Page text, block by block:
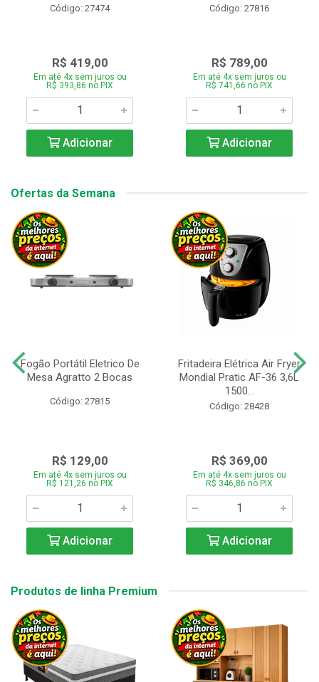
Código: 27474
R$ 419,00
Em até 4x sem juros ou
R$ 393,86 no PIX
Adicionar
Código: 27816
R$ 789,00
Em até 4x sem juros ou
R$ 741,66 no PIX
Adicionar
Ofertas da Semana
Fogão Portátil Eletrico De
Mesa Agratto 2 Bocas
Código: 27815
R$ 129,00
Em até 4x sem juros ou
R$ 121,26 no PIX
Adicionar
Fritadeira Elétrica Air Fryer
Mondial Pratic AF-36 3,6L
1500...
Código: 28428
R$ 369,00
Em até 4x sem juros ou
R$ 346,86 no PIX
Adicionar
Produtos de linha Premium